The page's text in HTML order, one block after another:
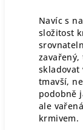
Navíc s
složitost
skladovat
tmavší,
podobně
ale
krmivem.